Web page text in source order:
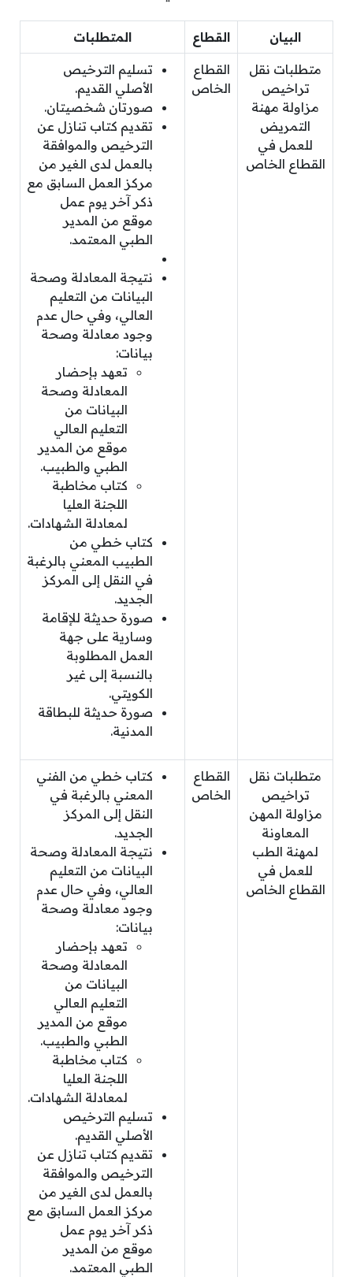
البيان القطاع المتطلبات
متطلبات نقل
تراخيص
مزاولة مهنة
التمريض
للعمل في
القطاع الخاص
القطاع
الخاص
تسليم الترخيص
الأصلي القديم.
صورتان شخصيتان.
تقديم كتاب تنازل عن
الترخيص والموافقة
بالعمل لدى الغير من
مركز العمل السابق مع
ذكر آخر يوم عمل
موقع من المدير
الطبي المعتمد.
نتيجة المعادلة وصحة
البيانات من التعليم
العالي، وفي حال عدم
وجود معادلة وصحة
بيانات:
تعهد بإحضار
المعادلة وصحة
البيانات من
التعليم العالي
موقع من المدير
الطبي والطبيب.
كتاب مخاطبة
اللجنة العليا
لمعادلة الشهادات.
كتاب خطي من
الطبيب المعني بالرغبة
في النقل إلى المركز
الجديد.
صورة حديثة للإقامة
وسارية على جهة
العمل المطلوبة
بالنسبة إلى غير
الكويتي.
صورة حديثة للبطاقة
المدنية.
متطلبات نقل
تراخيص
مزاولة المهن
المعاونة
لمهنة الطب
للعمل في
القطاع الخاص
القطاع
الخاص
كتاب خطي من الفني
المعني بالرغبة في
النقل إلى المركز
الجديد.
نتيجة المعادلة وصحة
البيانات من التعليم
العالي، وفي حال عدم
وجود معادلة وصحة
بيانات:
تعهد بإحضار
المعادلة وصحة
البيانات من
التعليم العالي
موقع من المدير
الطبي والطبيب.
كتاب مخاطبة
اللجنة العليا
لمعادلة الشهادات.
تسليم الترخيص
الأصلي القديم.
تقديم كتاب تنازل عن
الترخيص والموافقة
بالعمل لدى الغير من
مركز العمل السابق مع
ذكر آخر يوم عمل
موقع من المدير
الطبي المعتمد.